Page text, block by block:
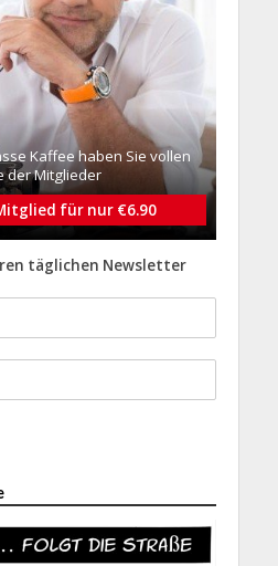
Kaffee haben Sie vollen
der Mitglieder
für nur €6.90
täglichen Newsletter